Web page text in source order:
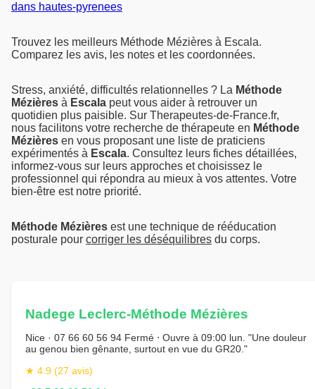
dans hautes-pyrenees
Trouvez les meilleurs Méthode Mézières à Escala.
Comparez les avis, les notes et les coordonnées.
Stress, anxiété, difficultés relationnelles ? La Méthode
Mézières à Escala peut vous aider à retrouver un
quotidien plus paisible. Sur Therapeutes-de-France.fr,
nous facilitons votre recherche de thérapeute en Méthode
Mézières en vous proposant une liste de praticiens
expérimentés à Escala. Consultez leurs fiches détaillées,
informez-vous sur leurs approches et choisissez le
professionnel qui répondra au mieux à vos attentes. Votre
bien-être est notre priorité.
Méthode Mézières est une technique de rééducation
posturale pour corriger les déséquilibres du corps.
Nadege Leclerc-Méthode Mézières
Nice · 07 66 60 56 94 Fermé ⋅ Ouvre à 09:00 lun. "Une douleur
au genou bien gênante, surtout en vue du GR20."
★ 4.9 (27 avis)